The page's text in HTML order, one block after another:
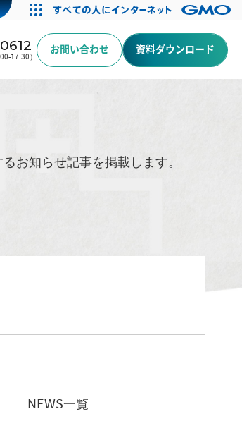
17:30）
お問い合わせ 資料ダウンロード
お知らせ記事を掲載します。
NEWS一覧